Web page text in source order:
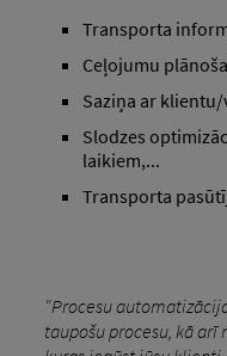
Transporta
Ceļojumu
Saziņa ar
Slodzes
laikiem,...
Transporta
"Procesu
taupošu procesu, kā